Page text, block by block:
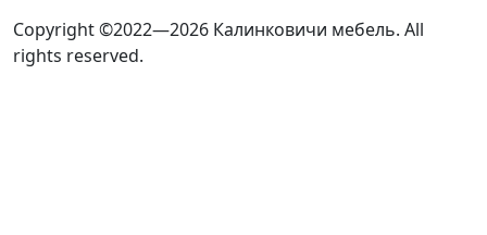
Copyright ©2022—2026 Калинковичи мебель. All
rights reserved.